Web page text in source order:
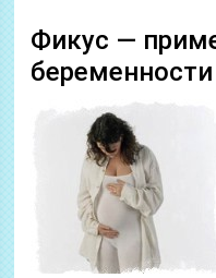
Фикус —
беременности